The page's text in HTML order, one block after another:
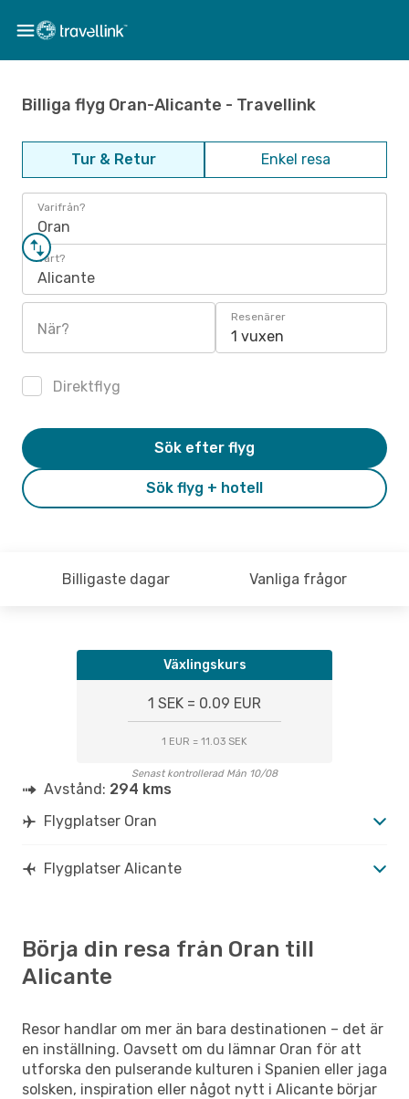
Billiga flyg Oran-Alicante - Travellink
Tur & Retur Enkel resa
Varifrån?
Oran
Vart?
Alicante
När?
Resenärer
1 vuxen
Direktflyg
Sök flyg + hotell
Sök efter flyg
Billigaste dagar Vanliga frågor
Växlingskurs
1 SEK = 0.09 EUR
1 EUR = 11.03 SEK
Senast kontrollerad Mån 10/08
Avstånd: 294 kms
Flygplatser Oran
Flygplatser Alicante
Börja din resa från Oran till
Alicante
Resor handlar om mer än bara destinationen – det är
en inställning. Oavsett om du lämnar Oran för att
utforska den pulserande kulturen i Spanien eller jaga
solsken, inspiration eller något nytt i Alicante börjar